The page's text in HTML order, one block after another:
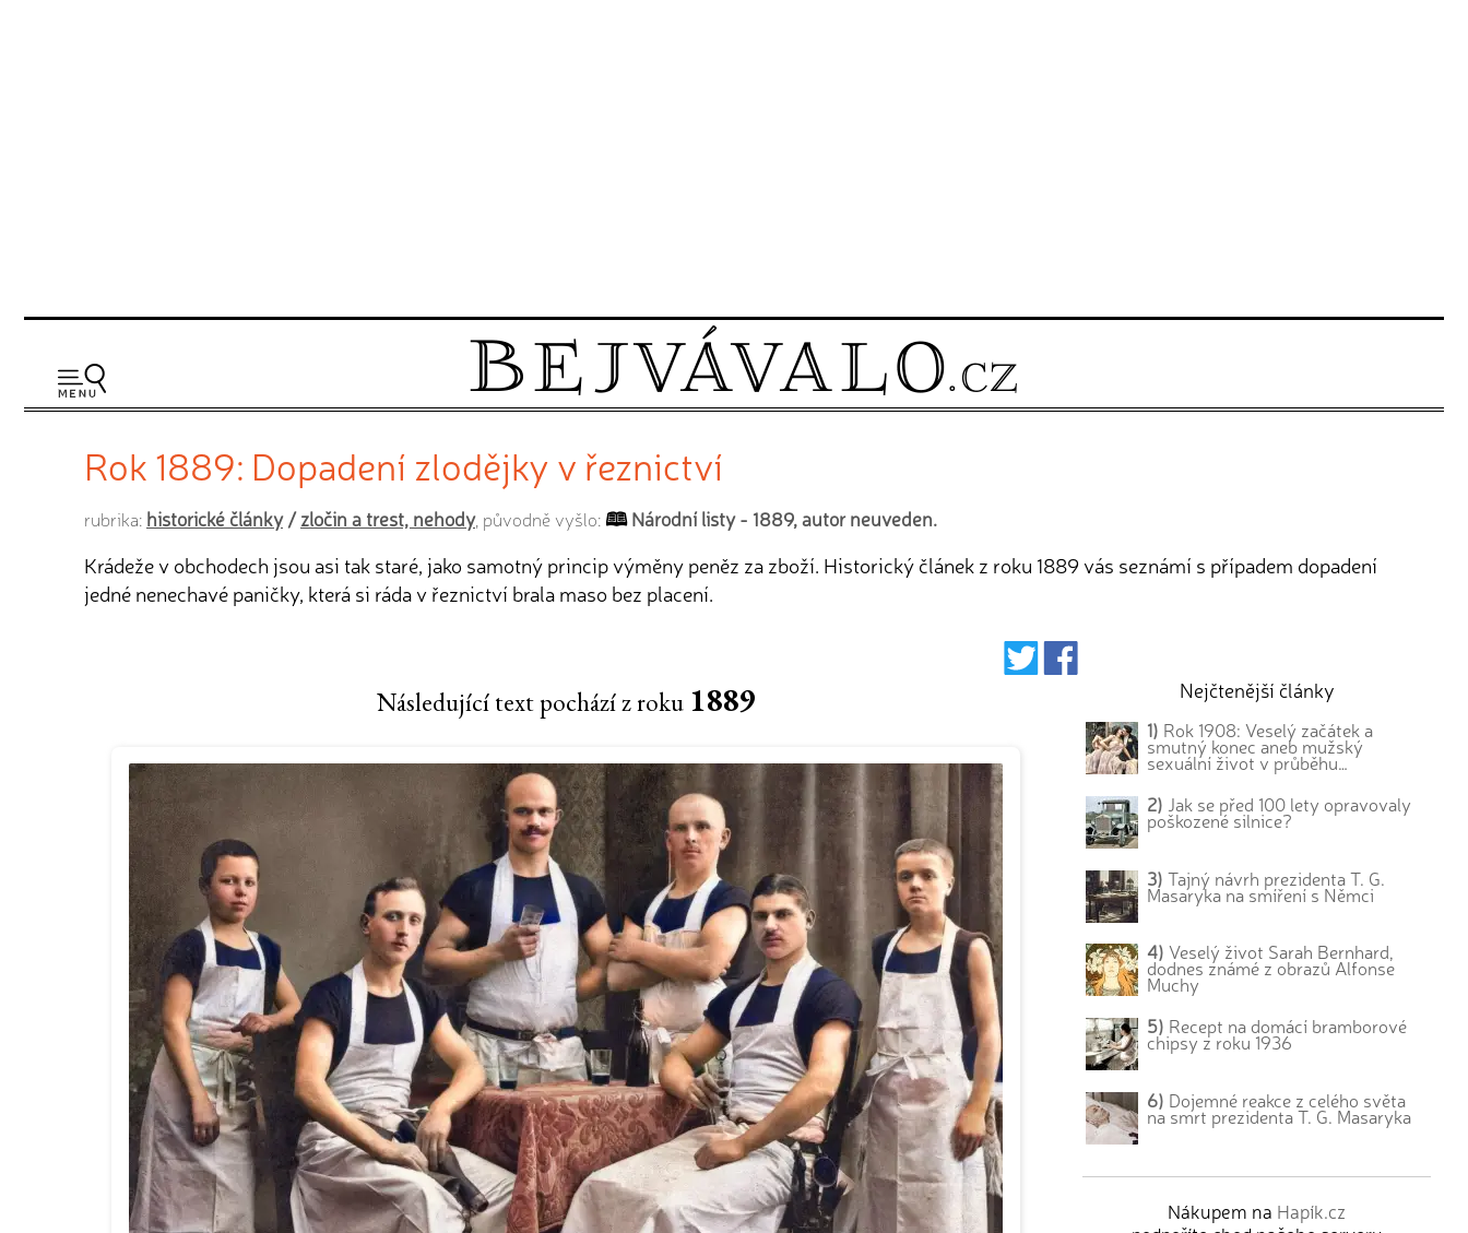
Rok 1889: Dopadení zlodějky v řeznictví
rubrika: historické články/zločin a trest, nehody, původně vyšlo: Národní listy - 1889, autor neuveden.
Krádeže v obchodech jsou asi tak staré, jako samotný princip výměny peněz za zboží. Historický článek z roku 1889 vás seznámí s případem dopadení
jedné nenechavé paničky, která si ráda v řeznictví brala maso bez placení.
Následující text pochází z roku 1889 Nejčtenější články
1) Rok 1908: Veselý začátek a
smutný konec aneb mužský
sexuální život v průběhu…
2) Jak se před 100 lety opravovaly
poškozené silnice?
3) Tajný návrh prezidenta T. G.
Masaryka na smíření s Němci
4) Veselý život Sarah Bernhard,
dodnes známé z obrazů Alfonse
Muchy
5) Recept na domácí bramborové
chipsy z roku 1936
6) Dojemné reakce z celého světa
na smrt prezidenta T. G. Masaryka
Nákupem na Hapík.cz